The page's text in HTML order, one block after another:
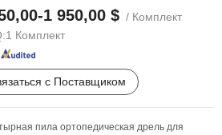
1 950,00 $ / Комплект
1 Комплект
с Поставщиком
пила ортопедическая дрель для